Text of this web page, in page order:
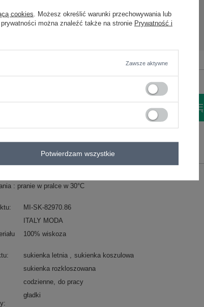
ZALOGUJ SIĘ I ZOBACZ CENĘ
: pranie w pralce w 30°C
MI-SK-82970.86
ITALY MODA
100% wiskoza
sukienka letnia
sukienka koszulowa
sukienka rozkloszowana
codzienne do pracy
gładki
cookies . Możesz określić warunki przechowywania lub
można znaleźć także na stronie Prywatność i
Zawsze aktywne
Potwierdzam wszystkie